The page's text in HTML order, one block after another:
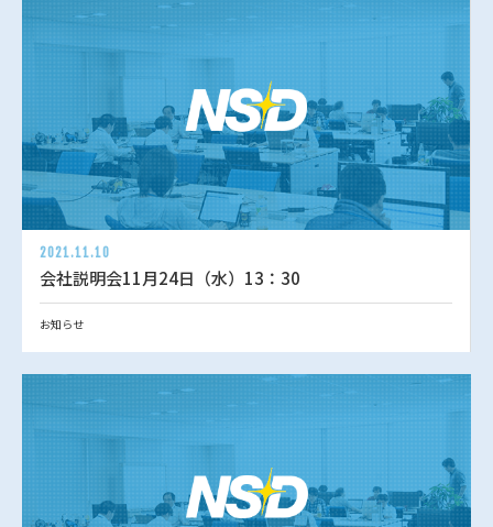
2021.11.10
会社説明会11月24日（水）13：30
お知らせ